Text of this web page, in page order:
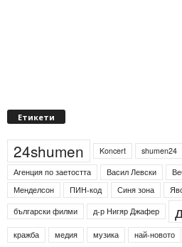
Етикети
24shumen Koncert shumen24
Агенция по заетостта
Васил Левски
Менделсон
ПИН-код Синя зона
български филми
д-р Нигяр Джафер
кражба медия музика най-новото